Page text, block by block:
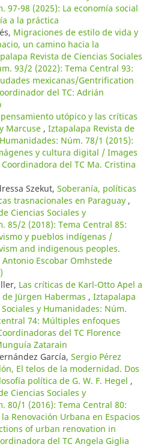
97-98 (2025): La economía social
a la práctica
Migraciones de estilo de vida y
un camino hacia la
Revista de Ciencias Sociales
93/2 (2022): Tema Central 93:
mexicanas/Gentrification
del TC: Adrián
pensamiento utópico y las críticas
Marcuse , Iztapalapa Revista de
Núm. 78/1 (2015):
y cultura digital / Images
del TC Ma. Cristina
Szekut, Soberanía, políticas
trasnacionales en Paraguay ,
Ciencias Sociales y
85/2 (2018): Tema Central 85:
y pueblos indígenas /
and indigenous peoples.
Escobar Omhstede
Las críticas de Karl-Otto Apel a
Jürgen Habermas , Iztapalapa
y Humanidades: Núm.
74: Múltiples enfoques
del TC Florence
Zatarain
García, Sergio Pérez
El telos de la modernidad. Dos
política de G. W. F. Hegel ,
Ciencias Sociales y
80/1 (2016): Tema Central 80:
Renovación Urbana en Espacios
of urban renovation in
del TC Angela Giglia